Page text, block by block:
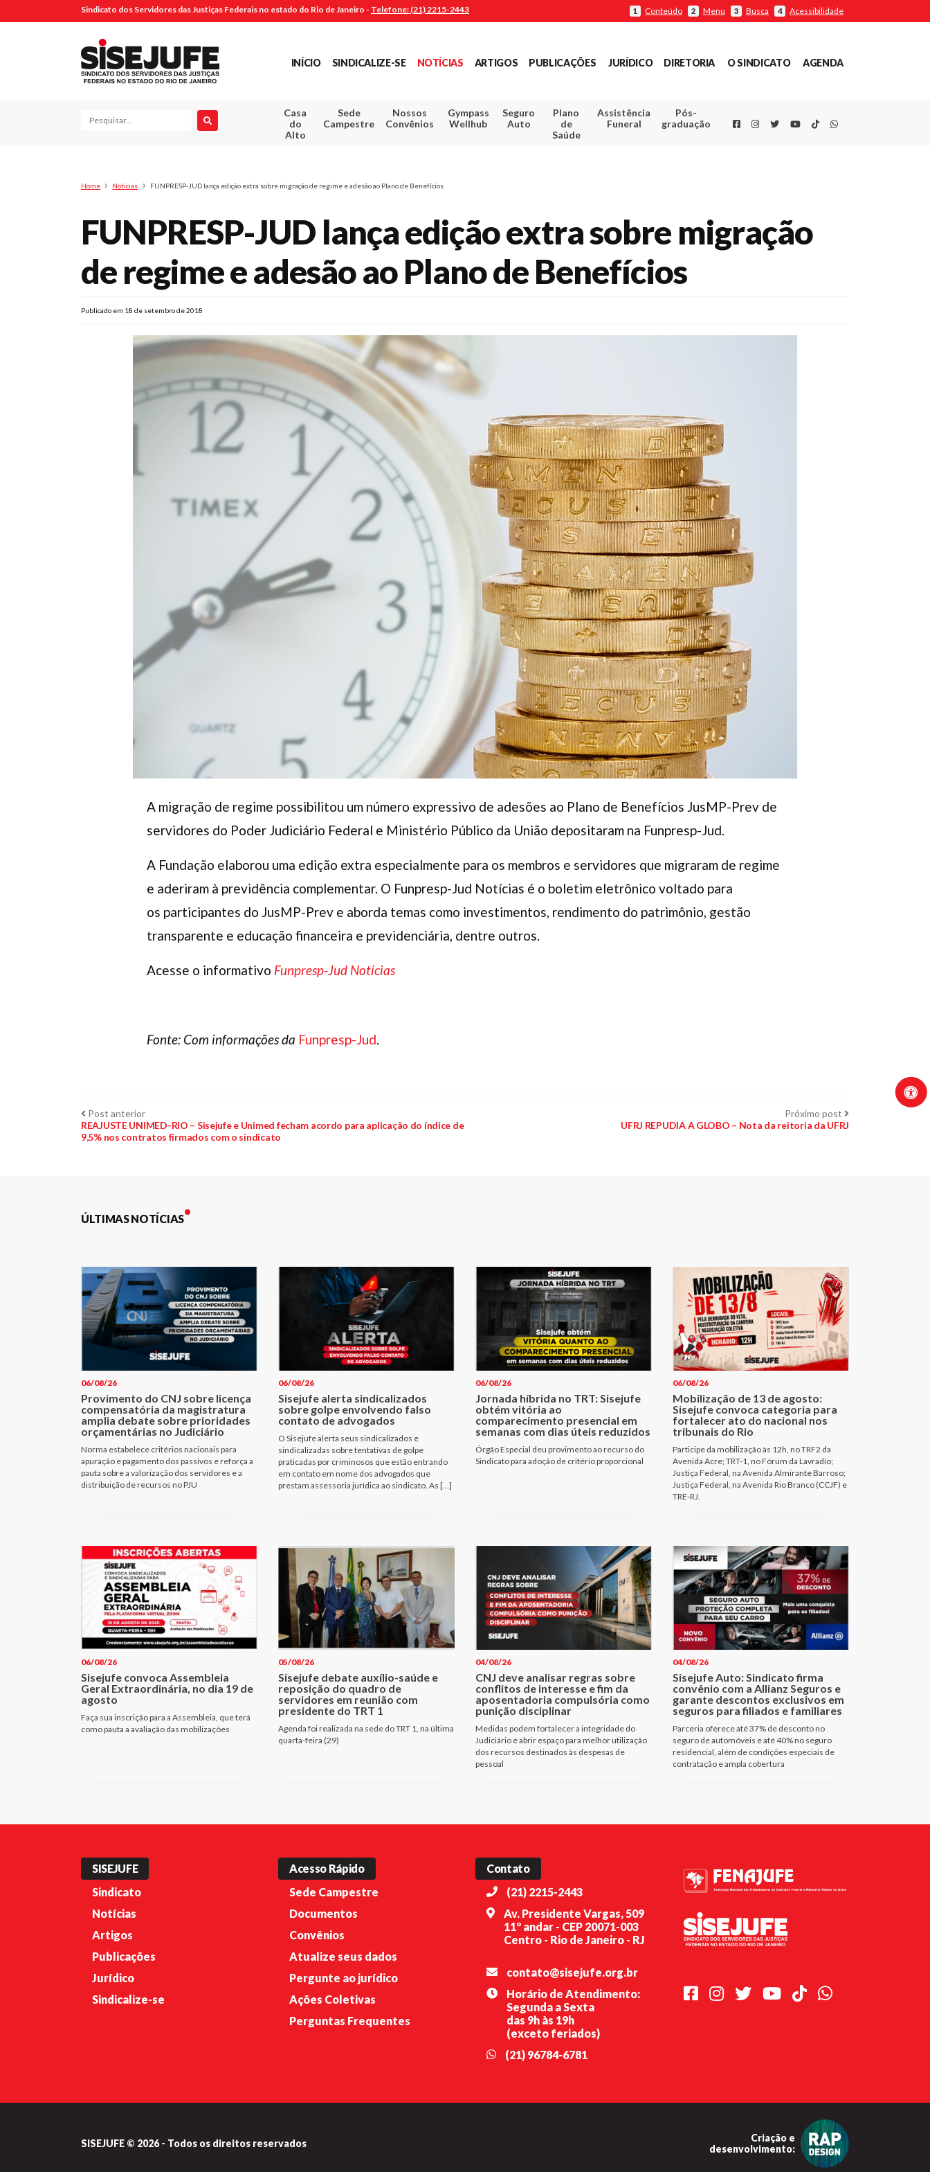
Sindicato dos Servidores das Justiças Federais no estado do Rio de Janeiro - Telefone: (21) 2215-2443 1 Conteúdo 2 Menu 3 Busca 4 Acessibilidade
INÍCIO SINDICALIZE-SE NOTÍCIAS ARTIGOS PUBLICAÇÕES JURÍDICO DIRETORIA O SINDICATO AGENDA
Pesquisa
Casa
do
Alto
Sede
Campestre
Nossos
Convênios
Gympass
Wellhub
Seguro
Auto
Plano
de
Saúde
Assistência
Funeral
Pós-
graduação
FacebookInstagram
TwitterYoutube
TikTokWhatsapp
Home Notícias FUNPRESP-JUD lança edição extra sobre migração de regime e adesão ao Plano de Benefícios
FUNPRESP-JUD lança edição extra sobre migração
de regime e adesão ao Plano de Benefícios
Publicado em 18 de setembro de 2018
A migração de regime possibilitou um número expressivo de adesões ao Plano de Benefícios JusMP-Prev de
servidores do Poder Judiciário Federal e Ministério Público da União depositaram na Funpresp-Jud.
A Fundação elaborou uma edição extra especialmente para os membros e servidores que migraram de regime
e aderiram à previdência complementar. O Funpresp-Jud Notícias é o boletim eletrônico voltado para
os participantes do JusMP-Prev e aborda temas como investimentos, rendimento do patrimônio, gestão
transparente e educação financeira e previdenciária, dentre outros.
Acesse o informativo Funpresp-Jud Notícias
Fonte: Com informações da Funpresp-Jud.
Navegação
de
Post anteriorPost
anterior:
REAJUSTE UNIMED-RIO – Sisejufe e Unimed fecham acordo para aplicação do índice de
9,5% nos contratos firmados com o sindicato
Próximo post Próximo
UFRJ REPUDIA A GLOBO – Nota da reitoria da UFRJ
ÚLTIMAS NOTÍCIAS
06/08/26
Provimento do CNJ sobre licença
compensatória da magistratura
amplia debate sobre prioridades
orçamentárias no Judiciário
Norma estabelece critérios nacionais para
apuração e pagamento dos passivos e reforça a
pauta sobre a valorização dos servidores e a
distribuição de recursos no PJU
06/08/26
Sisejufe alerta sindicalizados
sobre golpe envolvendo falso
contato de advogados
O Sisejufe alerta seus sindicalizados e
sindicalizadas sobre tentativas de golpe
praticadas por criminosos que estão entrando
em contato em nome dos advogados que
prestam assessoria jurídica ao sindicato. As […]
06/08/26
Jornada híbrida no TRT: Sisejufe
obtém vitória ao
comparecimento presencial em
semanas com dias úteis reduzidos
Órgão Especial deu provimento ao recurso do
Sindicato para adoção de critério proporcional
06/08/26
Mobilização de 13 de agosto:
Sisejufe convoca categoria para
fortalecer ato do nacional nos
tribunais do Rio
Participe da mobilização às 12h, no TRF2 da
Avenida Acre; TRT-1, no Fórum da Lavradio;
Justiça Federal, na Avenida Almirante Barroso;
Justiça Federal, na Avenida Rio Branco (CCJF) e
TRE-RJ.
06/08/26
Sisejufe convoca Assembleia
Geral Extraordinária, no dia 19 de
agosto
Faça sua inscrição para a Assembleia, que terá
como pauta a avaliação das mobilizações
05/08/26
Sisejufe debate auxílio-saúde e
reposição do quadro de
servidores em reunião com
presidente do TRT 1
Agenda foi realizada na sede do TRT 1, na última
quarta-feira (29)
04/08/26
CNJ deve analisar regras sobre
conflitos de interesse e fim da
aposentadoria compulsória como
punição disciplinar
Medidas podem fortalecer a integridade do
Judiciário e abrir espaço para melhor utilização
dos recursos destinados às despesas de
pessoal
04/08/26
Sisejufe Auto: Sindicato firma
convênio com a Allianz Seguros e
garante descontos exclusivos em
seguros para filiados e familiares
Parceria oferece até 37% de desconto no
seguro de automóveis e até 40% no seguro
residencial, além de condições especiais de
contratação e ampla cobertura
SISEJUFE
Sindicato
Notícias
Artigos
Publicações
Jurídico
Sindicalize-se
Acesso Rápido
Sede Campestre
Documentos
Convênios
Atualize seus dados
Pergunte ao jurídico
Ações Coletivas
Perguntas Frequentes
Contato
(21) 2215-2443
Av. Presidente Vargas, 509
11º andar - CEP 20071-003
Centro - Rio de Janeiro - RJ
contato@sisejufe.org.br
Horário de Atendimento:
Segunda a Sexta
das 9h às 19h
(exceto feriados)
(21) 96784-6781
FacebookInstagram
TwitterYoutubeTikTokWhatsapp
SISEJUFE © 2026 - Todos os direitos reservados
Criação e
desenvolvimento: